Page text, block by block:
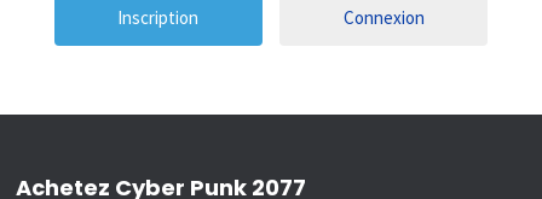
Connexion
Achetez Cyber Punk 2077